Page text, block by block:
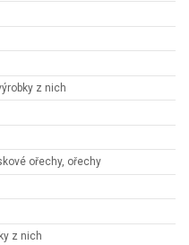
z nich
ořechy, ořechy
z nich